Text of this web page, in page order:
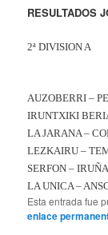
RESULTADOS
2ª DIVISION A
AUZOBERRI –
IRUNTXIKI
LA JARANA –
LEZKAIRU –
SERFON –
LA UNICA –
Esta entrada fue
enlace